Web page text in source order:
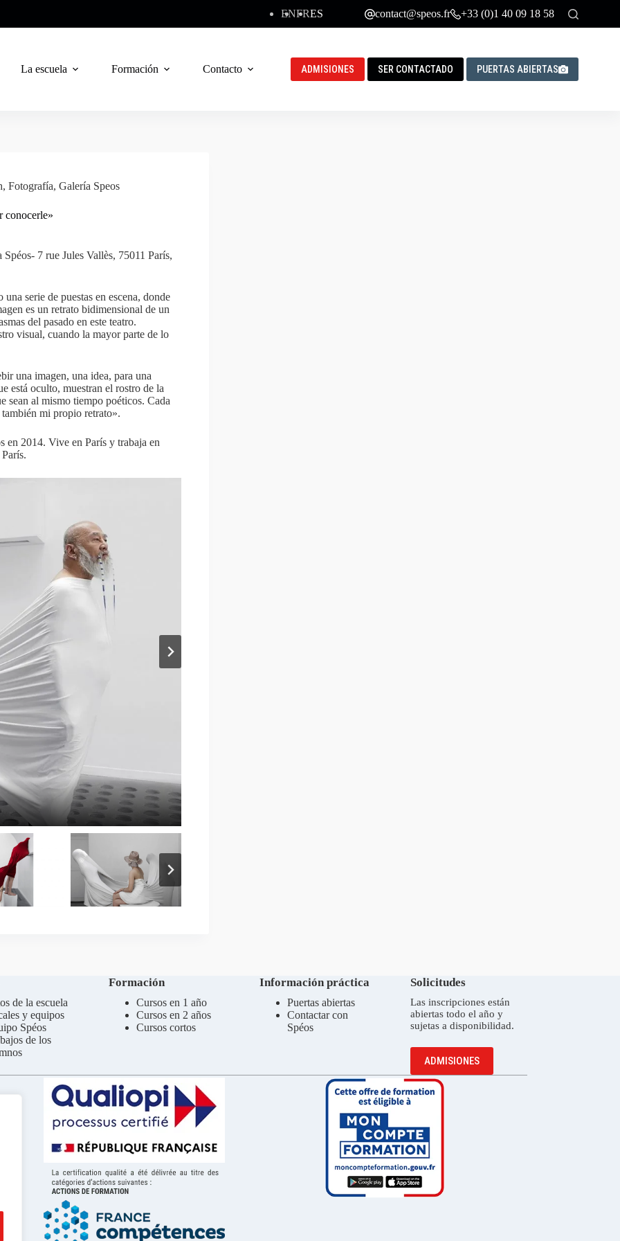
ENFRES contact@speos.fr +33 (0)1 40 09 18 58
La escuela Formación Contacto ADMISIONES SER CONTACTADO PUERTAS ABIERTAS
, Fotografía, Galería Speos
conocerle»
Spéos- 7 rue Jules Vallès, 75011 París,
una serie de puestas en escena, donde
es un retrato bidimensional de un
del pasado en este teatro.
visual, cuando la mayor parte de lo
una imagen, una idea, para una
está oculto, muestran el rostro de la
sean al mismo tiempo poéticos. Cada
mi propio retrato».
en 2014. Vive en París y trabaja en
de la escuela
y equipos
Spéos
de los
Formación
Cursos en 1 año
Cursos en 2 años
Cursos cortos
Información práctica
Puertas abiertas
Contactar con
Spéos
Solicitudes
Las inscripciones están
abiertas todo el año y
sujetas a disponibilidad.
ADMISIONES